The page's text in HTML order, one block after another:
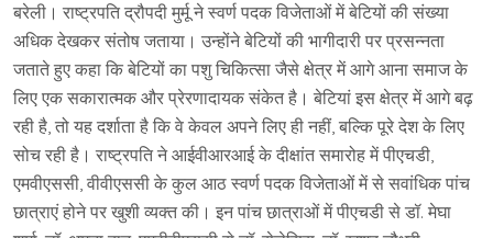
बरेली। राष्ट्रपति द्रौपदी मुर्मू ने स्वर्ण पदक विजेताओं में बेटियों की संख्या
अधिक देखकर संतोष जताया। उन्होंने बेटियों की भागीदारी पर प्रसन्नता
जताते हुए कहा कि बेटियों का पशु चिकित्सा जैसे क्षेत्र में आगे आना समाज के
लिए एक सकारात्मक और प्रेरणादायक संकेत है। बेटियां इस क्षेत्र में आगे बढ़
रही है, तो यह दर्शाता है कि वे केवल अपने लिए ही नहीं, बल्कि पूरे देश के लिए
सोच रही है। राष्ट्रपति ने आईवीआरआई के दीक्षांत समारोह में पीएचडी,
एमवीएससी, वीवीएससी के कुल आठ स्वर्ण पदक विजेताओं में से सवांधिक पांच
छात्राएं होने पर खुशी व्यक्त की। इन पांच छात्राओं में पीएचडी से डॉ. मेघा